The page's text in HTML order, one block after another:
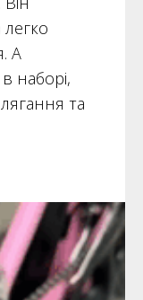
А
наборі,
та